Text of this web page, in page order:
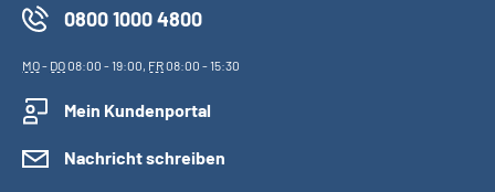
0800 1000 4800
MO- DO08:00 - 19:00, FR08:00 - 15:30
Mein Kundenportal
Nachricht schreiben